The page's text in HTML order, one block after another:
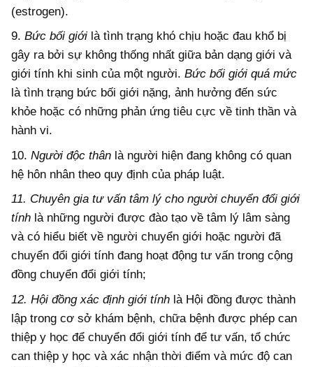
(estrogen).
9. Bức bối giới là tình trạng khó chịu hoặc đau khổ bị
gây ra bởi sự không thống nhất giữa bản dạng giới và
giới tính khi sinh của một người. Bức bối giới quá mức
là tình trạng bức bối giới nặng, ảnh hưởng đến sức
khỏe hoặc có những phản ứng tiêu cực về tinh thần và
hành vi.
10. Người độc thân là người hiện đang không có quan
hệ hôn nhân theo quy định của pháp luật.
11. Chuyên gia tư vấn tâm lý cho người chuyển đổi giới
tính là những người được đào tạo về tâm lý lâm sàng
và có hiểu biết về người chuyển giới hoặc người đã
chuyển đổi giới tính đang hoạt động tư vấn trong cộng
đồng chuyển đổi giới tính;
12. Hội đồng xác định giới tính là Hội đồng được thành
lập trong cơ sở khám bệnh, chữa bệnh được phép can
thiệp y học để chuyển đổi giới tính để tư vấn, tổ chức
can thiệp y học và xác nhận thời điểm và mức độ can